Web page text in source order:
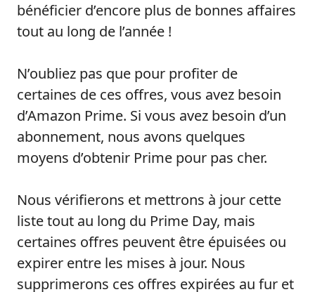
bénéficier d’encore plus de bonnes affaires
tout au long de l’année !
N’oubliez pas que pour profiter de
certaines de ces offres, vous avez besoin
d’Amazon Prime. Si vous avez besoin d’un
abonnement, nous avons quelques
moyens d’obtenir Prime pour pas cher.
Nous vérifierons et mettrons à jour cette
liste tout au long du Prime Day, mais
certaines offres peuvent être épuisées ou
expirer entre les mises à jour. Nous
supprimerons ces offres expirées au fur et